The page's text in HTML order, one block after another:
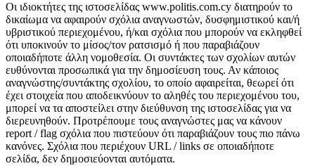
Οι ιδιοκτήτες της ιστοσελίδας www.politis.com.cy διατηρούν το
δικαίωμα να αφαιρούν σχόλια αναγνωστών, δυσφημιστικού και/ή
υβριστικού περιεχομένου, ή/και σχόλια που μπορούν να εκληφθεί
ότι υποκινούν το μίσος/τον ρατσισμό ή που παραβιάζουν
οποιαδήποτε άλλη νομοθεσία. Οι συντάκτες των σχολίων αυτών
ευθύνονται προσωπικά για την δημοσίευση τους. Αν κάποιος
αναγνώστης/συντάκτης σχολίου, το οποίο αφαιρείται, θεωρεί ότι
έχει στοιχεία που αποδεικνύουν το αληθές του περιεχομένου του,
μπορεί να τα αποστείλει στην διεύθυνση της ιστοσελίδας για να
διερευνηθούν. Προτρέπουμε τους αναγνώστες μας να κάνουν
report / flag σχόλια που πιστεύουν ότι παραβιάζουν τους πιο πάνω
κανόνες. Σχόλια που περιέχουν URL / links σε οποιαδήποτε
σελίδα, δεν δημοσιεύονται αυτόματα.